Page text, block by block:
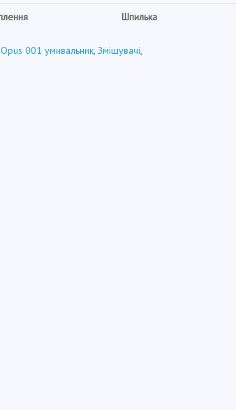
Шпилька
001 умивальник, Змішувачі,